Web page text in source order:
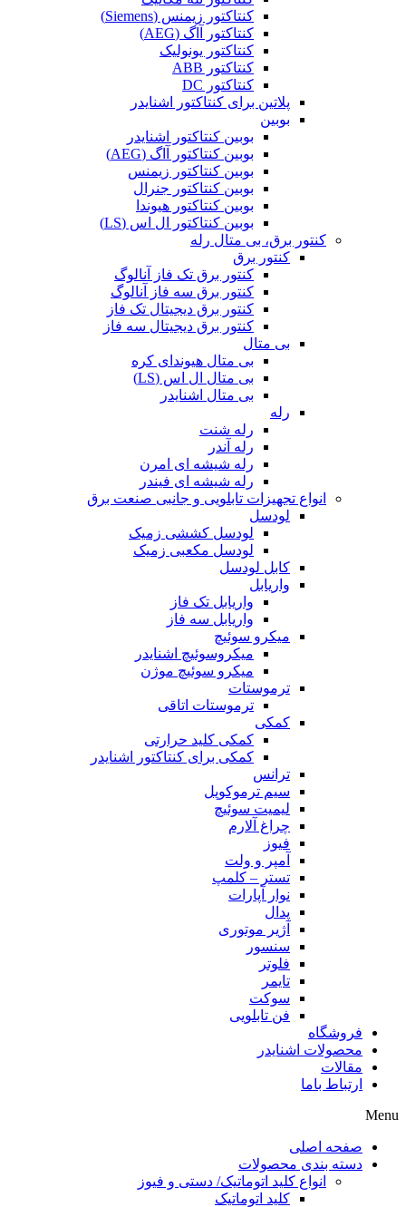
کنتاکتور زیمنس (Siemens)
کنتاکتور آاگ (AEG)
کنتاکتور یونولیک
کنتاکتور ABB
کنتاکتور DC
پلاتین برای کنتاکتور اشنایدر
بوبین
بوبین کنتاکتور اشنایدر
بوبین کنتاکتور آاگ (AEG)
بوبین کنتاکتور زیمنس
بوبین کنتاکتور جنرال
بوبین کنتاکتور هیوندا
بوبین کنتاکتور ال اس (LS)
کنتور برق، بی متال رله
کنتور برق
کنتور برق تک فاز آنالوگ
کنتور برق سه فاز آنالوگ
کنتور برق دیجیتال تک فاز
کنتور برق دیجیتال سه فاز
بی متال
بی متال هیوندای کره
بی متال ال اس (LS)
بی متال اشنایدر
رله
رله شنت
رله آندر
رله شیشه ای امرن
رله شیشه ای فیندر
انواع تجهیزات تابلویی و جانبی صنعت برق
لودسل
لودسل کششی زمیک
لودسل مکعبی زمیک
کابل لودسل
واریابل
واریابل تک فاز
واریابل سه فاز
میکرو سوئیچ
میکروسوئیچ اشنایدر
میکرو سوئیچ موژن
ترموستات
ترموستات اتاقی
کمکی
کمکی کلید حرارتی
کمکی برای کنتاکتور اشنایدر
ترانس
سیم ترموکوپل
لیمیت سوئیچ
چراغ آلارم
فیوز
آمپر و ولت
تستر – کلمپ
نوار آپارات
پدال
آژیر موتوری
سنسور
فلوتر
تایمر
سوکت
فن تابلویی
فروشگاه
محصولات اشنایدر
مقالات
ارتباط باما
Menu
صفحه اصلی
دسته بندی محصولات
انواع کلید اتوماتیک/ دستی و فیوز
کلید اتوماتیک